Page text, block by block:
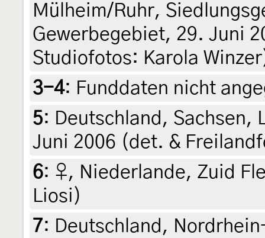
Mülheim/Ruhr,
Gewerbegebiet, 29. Juni
Studiofotos: Karola
3-4: Funddaten nicht
5: Deutschland, Sachsen,
Juni 2006 (det. &
6: ♀, Niederlande, Zuid
Liosi)
7: Deutschland,